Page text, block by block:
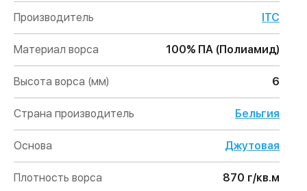
Производитель ITC
Материал ворса 100% ПА (Полиамид)
Высота ворса (мм) 6
Страна производитель Бельгия
Основа Джутовая
Плотность ворса 870 г/кв.м